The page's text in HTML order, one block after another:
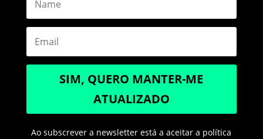
SIM, QUERO MANTER-ME
ATUALIZADO
Ao subscrever a newsletter está a aceitar a política